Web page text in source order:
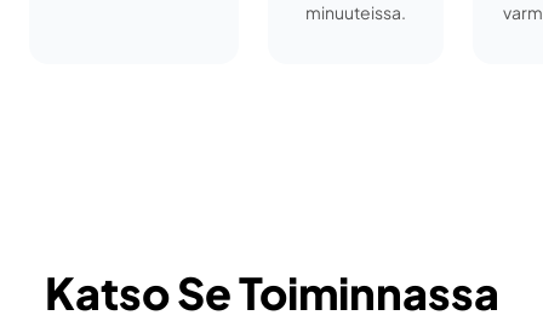
minuuteissa.
Katso Se Toiminnassa